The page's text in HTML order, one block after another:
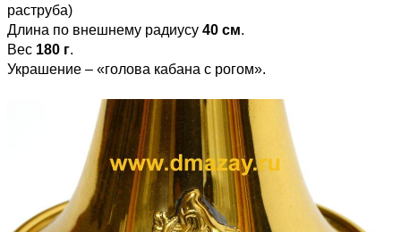
раструба)
Длина по внешнему радиусу 40 см.
Вес 180 г.
Украшение – «голова кабана с рогом».